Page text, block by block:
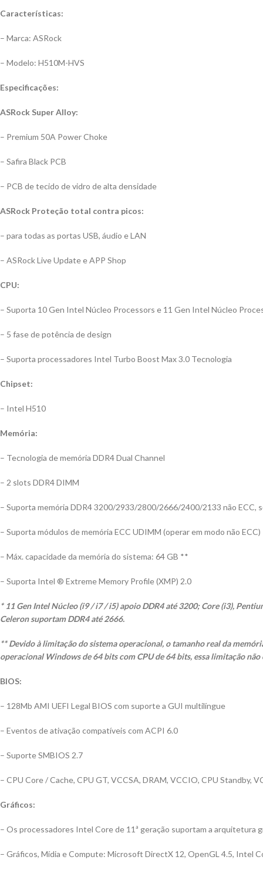
Características:
– Marca: ASRock
– Modelo: H510M-HVS
Especificações:
ASRock Super Alloy:
– Premium 50A Power Choke
– Safira Black PCB
– PCB de tecido de vidro de alta densidade
ASRock Proteção total contra picos:
– para todas as portas USB, áudio e LAN
– ASRock Live Update e APP Shop
CPU:
– Suporta 10 Gen Intel Núcleo Processors e 11 Gen Intel Núcleo
– 5 fase de potência de design
– Suporta processadores Intel Turbo Boost Max 3.0 Tecnologia
Chipset:
– Intel H510
Memória:
– Tecnologia de memória DDR4 Dual Channel
– 2 slots DDR4 DIMM
– Suporta memória DDR4 3200/2933/2800/2666/2400/2133 não ECC,
– Suporta módulos de memória ECC UDIMM (operar em modo não ECC)
– Máx. capacidade da memória do sistema: 64 GB **
– Suporta Intel ® Extreme Memory Profile (XMP) 2.0
* 11 Gen Intel Núcleo (i9 / i7 / i5) apoio DDR4 até 3200; Core (i3),
Celeron suportam DDR4 até 2666.
** Devido à limitação do sistema operacional, o tamanho real da
operacional Windows de 64 bits com CPU de 64 bits, essa limitação não
BIOS:
– 128Mb AMI UEFI Legal BIOS com suporte a GUI multilíngue
– Eventos de ativação compatíveis com ACPI 6.0
– Suporte SMBIOS 2.7
– CPU Core / Cache, CPU GT, VCCSA, DRAM, VCCIO, CPU Standby,
Gráficos:
– Os processadores Intel Core de 11ª geração suportam a
– Gráficos, Mídia e Compute: Microsoft DirectX 12, OpenGL 4.5, Intel